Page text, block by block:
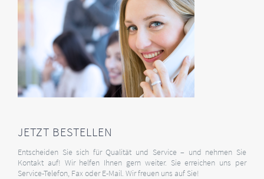
JETZT BESTELLEN
Entscheiden Sie sich für Qualität und Service – und nehmen Sie
Kontakt auf! Wir helfen Ihnen gern weiter. Sie erreichen uns per
Service-Telefon, Fax oder E-Mail. Wir freuen uns auf Sie!